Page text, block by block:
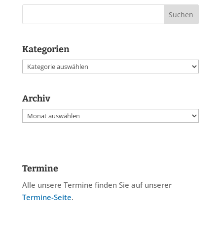
Kategorien
Kategorien
Archiv
Archiv
Termine
Alle unsere Termine finden Sie auf unserer
Termine-Seite.